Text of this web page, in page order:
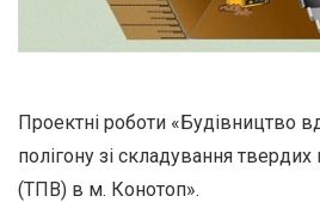
Проектні роботи «Будівництво
полігону зі складування твердих
(ТПВ) в м. Конотоп».